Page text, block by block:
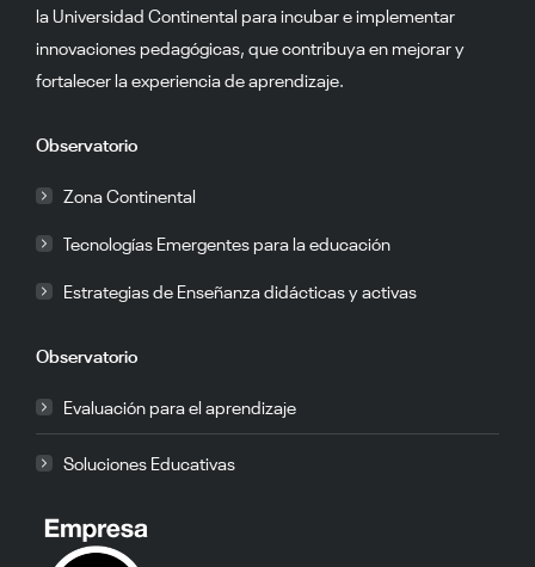
la Universidad Continental para incubar e implementar
innovaciones pedagógicas, que contribuya en mejorar y
fortalecer la experiencia de aprendizaje.
Observatorio
Zona Continental
Tecnologías Emergentes para la educación
Estrategias de Enseñanza didácticas y activas
Observatorio
Evaluación para el aprendizaje
Soluciones Educativas